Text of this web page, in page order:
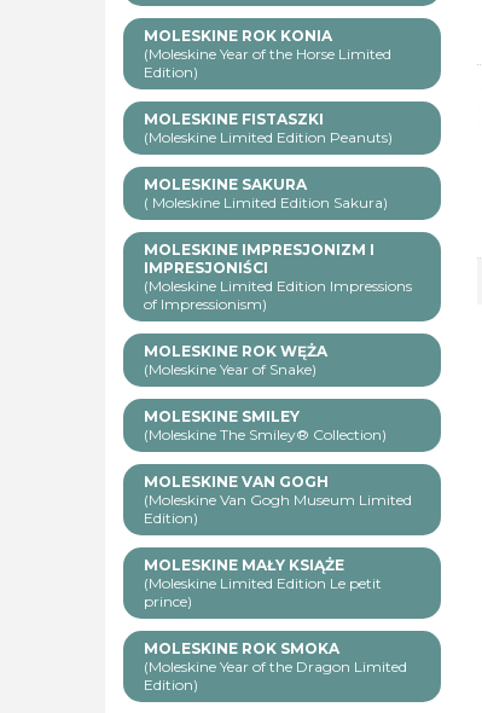
MOLESKINE ROK KONIA
(Moleskine Year of the Horse Limited
Edition)
MOLESKINE FISTASZKI
(Moleskine Limited Edition Peanuts)
MOLESKINE SAKURA
( Moleskine Limited Edition Sakura)
MOLESKINE IMPRESJONIZM I
IMPRESJONIŚCI
(Moleskine Limited Edition Impressions
of Impressionism)
MOLESKINE ROK WĘŻA
(Moleskine Year of Snake)
MOLESKINE SMILEY
(Moleskine The Smiley® Collection)
MOLESKINE VAN GOGH
(Moleskine Van Gogh Museum Limited
Edition)
MOLESKINE MAŁY KSIĄŻE
(Moleskine Limited Edition Le petit
prince)
MOLESKINE ROK SMOKA
(Moleskine Year of the Dragon Limited
Edition)